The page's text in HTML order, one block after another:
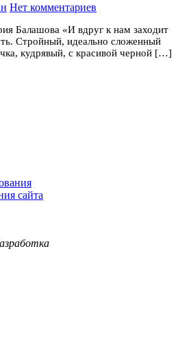
Нет комментариев
Балашова «И вдруг к нам заходит
Стройный, идеально сложенный
кудрявый, с красивой черной […]
сайта